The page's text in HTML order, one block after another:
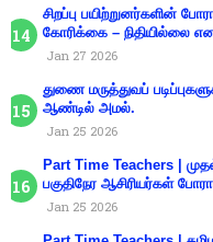
சிறப்பு பயிற்றுனர்களின்
கோரிக்கை – நிதியில்லை
Jan 27 2026
துணை மருத்துவப்
ஆண்டில் அமல்.
Jan 25 2026
Part Time Teachers |
பகுதிநேர ஆசிரியர்கள்
Jan 25 2026